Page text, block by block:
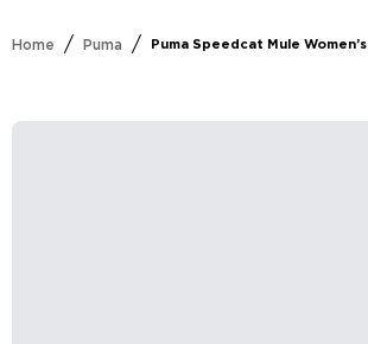
Home / Puma / Puma Speedcat Mule Women’s